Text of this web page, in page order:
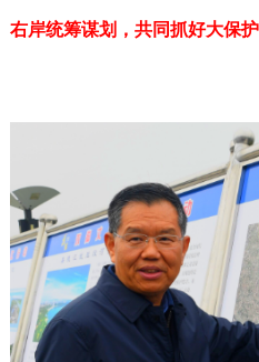
右岸统筹谋划，共同抓好大保